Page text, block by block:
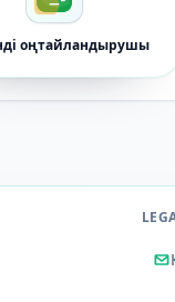
оңтайландырушы